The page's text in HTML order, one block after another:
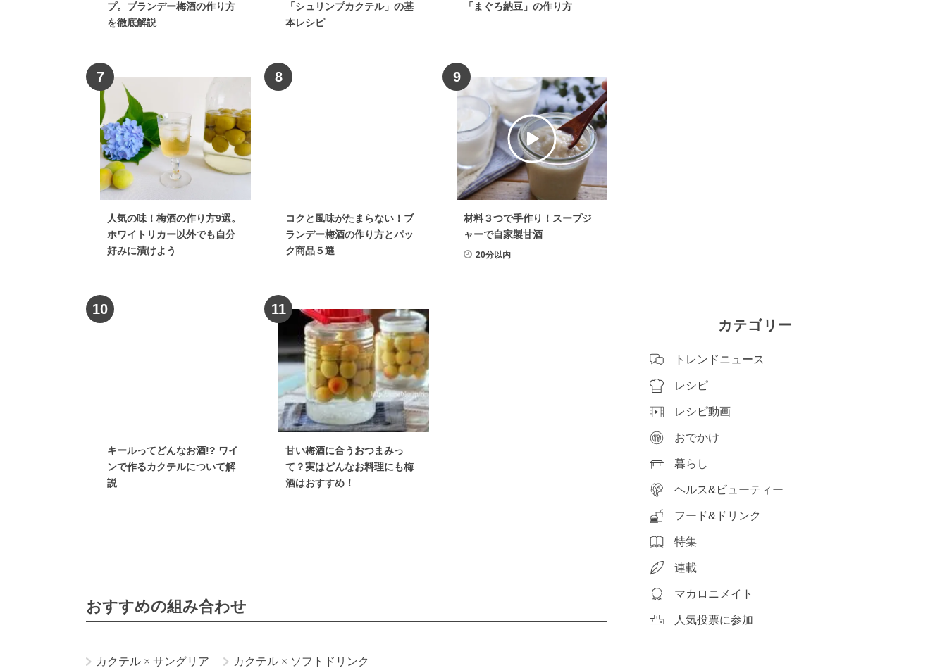
プ。ブランデー梅酒の作り方
を徹底解説
「シュリンプカクテル」の基
本レシピ
「まぐろ納豆」の作り方
7
人気の味！梅酒の作り方9選。
ホワイトリカー以外でも自分
好みに漬けよう
8
コクと風味がたまらない！ブ
ランデー梅酒の作り方とパッ
ク商品５選
9
材料３つで手作り！スープジ
ャーで自家製甘酒
20分以内
10
キールってどんなお酒!? ワイ
ンで作るカクテルについて解
説
11
甘い梅酒に合うおつまみっ
て？実はどんなお料理にも梅
酒はおすすめ！
おすすめの組み合わせ
カクテル × サングリア カクテル × ソフトドリンク
カテゴリー
トレンドニュース
レシピ
レシピ動画
おでかけ
暮らし
ヘルス&ビューティー
フード&ドリンク
特集
連載
マカロニメイト
人気投票に参加